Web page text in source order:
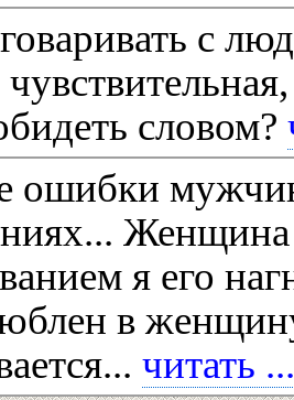
с
словом?
ошибки
Женщина
я его
в
читать ...